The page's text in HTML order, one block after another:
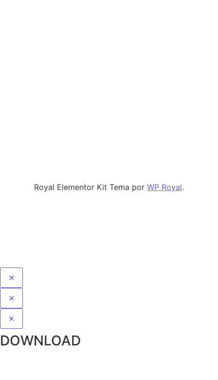
Royal Elementor Kit Tema por WP Royal.
✕
✕
✕
DOWNLOAD